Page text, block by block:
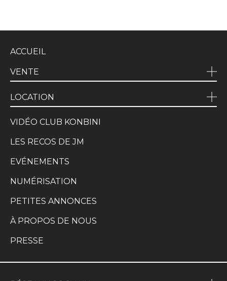
ACCUEIL
VENTE
LOCATION
VIDÉO CLUB KONBINI
LES RECOS DE JM
EVÉNEMENTS
NUMÉRISATION
PETITES ANNONCES
À PROPOS DE NOUS
PRESSE